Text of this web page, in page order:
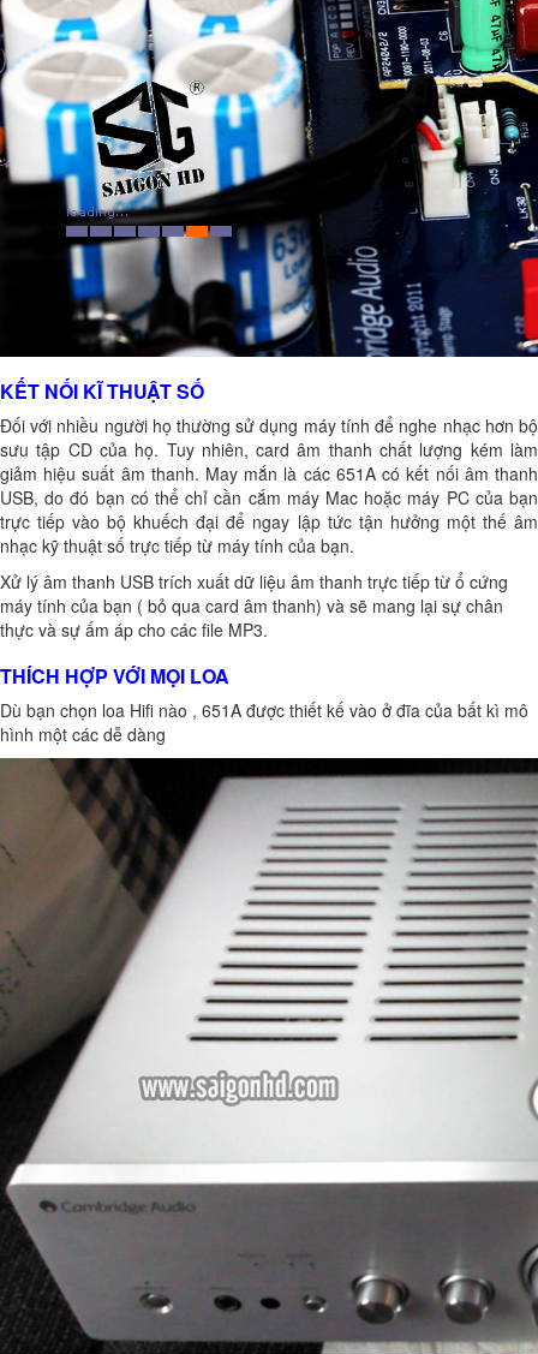
KẾT NỐI KĨ THUẬT SỐ
Đối với nhiều người họ thường sử dụng máy tính để nghe nhạc hơn bộ
sưu tập CD của họ. Tuy nhiên, card âm thanh chất lượng kém làm
giảm hiệu suất âm thanh. May mắn là các 651A có kết nối âm thanh
USB, do đó bạn có thể chỉ cần cắm máy Mac hoặc máy PC của bạn
trực tiếp vào bộ khuếch đại để ngay lập tức tận hưởng một thế âm
nhạc kỹ thuật số trực tiếp từ máy tính của bạn.
Xử lý âm thanh USB trích xuất dữ liệu âm thanh trực tiếp từ ổ cứng
máy tính của bạn ( bỏ qua card âm thanh) và sẽ mang lại sự chân
thực và sự ấm áp cho các file MP3.
THÍCH HỢP VỚI MỌI LOA
Dù bạn chọn loa Hifi nào , 651A được thiết kế vào ở đĩa của bất kì mô
hình một các dễ dàng